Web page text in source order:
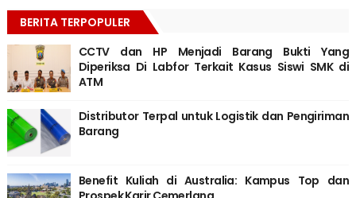
BERITA TERPOPULER
CCTV dan HP Menjadi Barang Bukti Yang
Diperiksa Di Labfor Terkait Kasus Siswi SMK di
ATM
Distributor Terpal untuk Logistik dan Pengiriman
Barang
Benefit Kuliah di Australia: Kampus Top dan